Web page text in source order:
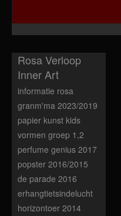
Rosa Verloop
Inner Art
informatie rosa
granm'ma 2023/2019
papier kunst kids
vormen groep 1,2
perfume genius 2017
popster 2016/2015
de parade 2016
erhangtietsindelucht
horizontoer 2014